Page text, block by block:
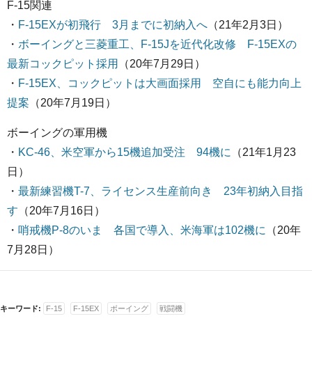
F-15関連
・ F-15EXが初飛行 3月までに初納入へ （21年2月3日）
・ ボーイングと三菱重工、F-15Jを近代化改修 F-15EXの
最新コックピット採用
（20年7月29日）
・ F-15EX、コックピットは大画面採用 空自にも能力向上
提案 （20年7月19日）
ボーイングの軍用機
・ KC-46、米空軍から15機追加受注 94機に
（21年1月23
日）
・ 最新練習機T-7、ライセンス生産前向き 23年初納入目指
す （20年7月16日）
・ 哨戒機P-8のいま 各国で導入、米海軍は102機に
（20年
7月28日）
キーワード: F-15 F-15EX ボーイング 戦闘機